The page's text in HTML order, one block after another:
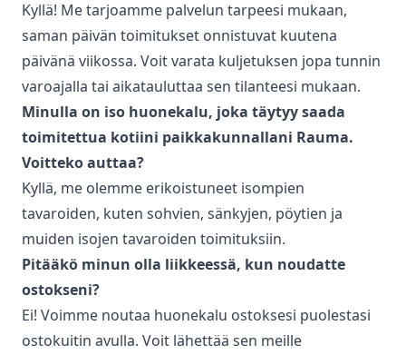
Kyllä! Me tarjoamme palvelun tarpeesi mukaan,
saman päivän toimitukset onnistuvat kuutena
päivänä viikossa. Voit varata kuljetuksen jopa tunnin
varoajalla tai aikatauluttaa sen tilanteesi mukaan.
Minulla on iso huonekalu, joka täytyy saada
toimitettua kotiini paikkakunnallani Rauma.
Voitteko auttaa?
Kyllä, me olemme erikoistuneet isompien
tavaroiden, kuten sohvien, sänkyjen, pöytien ja
muiden isojen tavaroiden toimituksiin.
Pitääkö minun olla liikkeessä, kun noudatte
ostokseni?
Ei! Voimme noutaa huonekalu ostoksesi puolestasi
ostokuitin avulla. Voit lähettää sen meille